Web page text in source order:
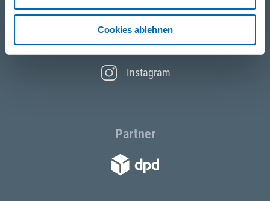
Cookies ablehnen
Folgen Sie uns
Facebook
Instagram
Partner